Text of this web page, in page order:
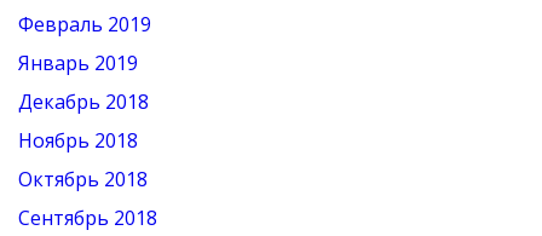
Февраль 2019
Январь 2019
Декабрь 2018
Ноябрь 2018
Октябрь 2018
Сентябрь 2018